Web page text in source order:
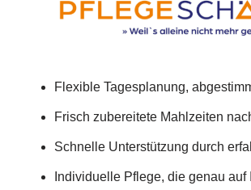
Flexible Tagesplanung,
Frisch zubereitete Mahlzeiten
Schnelle Unterstützung durch
Individuelle Pflege, die genau